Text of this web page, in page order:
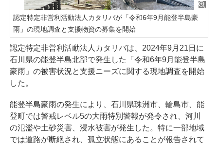
認定特定非営利活動法人カタリバが「令和6年9月能登半島豪
雨」の現地調査と支援物資の募集を開始
認定特定非営利活動法人カタリバは、2024年9月21日に
石川県の能登半島北部で発生した「令和6年9月能登半島
豪雨」の被害状況と支援ニーズに関する現地調査を開始
した。
能登半島豪雨の発生により、石川県珠洲市、輪島市、能
登町では警戒レベル5の大雨特別警報が発令され、河川
の氾濫や土砂災害、浸水被害が発生した。特に一部地域
では道路が断絶され、孤立状態にあることが報告されて